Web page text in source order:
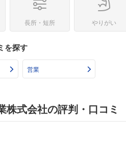
長所・短所 やりがい
を探す
営業
株式会社の評判・口コミ